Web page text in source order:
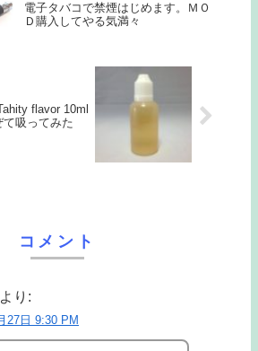
電子タバコで禁煙はじめます。ＭＯ
Ｄ購入してやる気満々
flavor 10ml
吸ってみた
コメント
より:
27日 9:30 PM